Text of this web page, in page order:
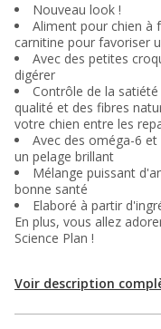
Nouveau look !
Aliment pour chien à
carnitine pour favoriser
Avec des petites
digérer
Contrôle de la
qualité et des fibres
votre chien entre les
Avec des oméga-6
un pelage brillant
Mélange puissant
bonne santé
Elaboré à partir
En plus, vous allez
Science Plan !
Voir description